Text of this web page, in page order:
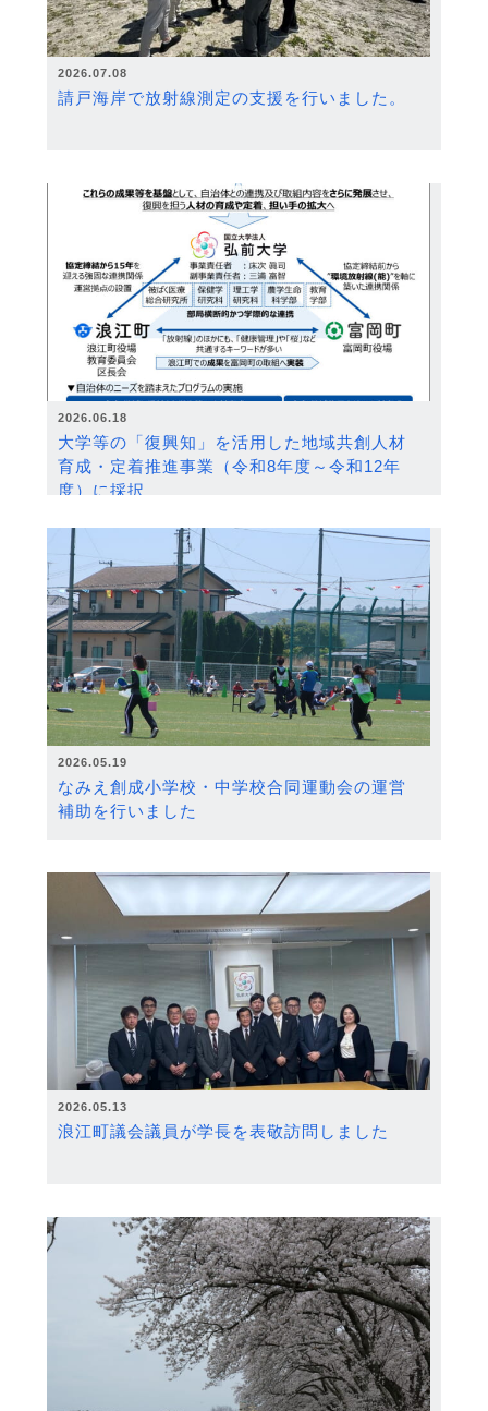
2026.07.08
請戸海岸で放射線測定の支援を行いました。
2026.06.18
大学等の「復興知」を活用した地域共創人材
育成・定着推進事業（令和8年度～令和12年
度）に採択
2026.05.19
なみえ創成小学校・中学校合同運動会の運営
補助を行いました
2026.05.13
浪江町議会議員が学長を表敬訪問しました